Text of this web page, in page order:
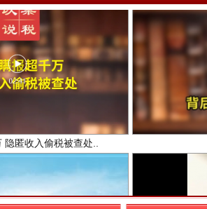
法治新闻网.
法院新闻网.
检察新闻网.
隐匿收入偷税被查处..